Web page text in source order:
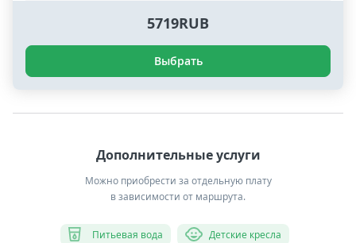
5719RUB
Выбрать
Дополнительные услуги
Можно приобрести за отдельную плату
в зависимости от маршрута.
Питьевая вода Детские кресла